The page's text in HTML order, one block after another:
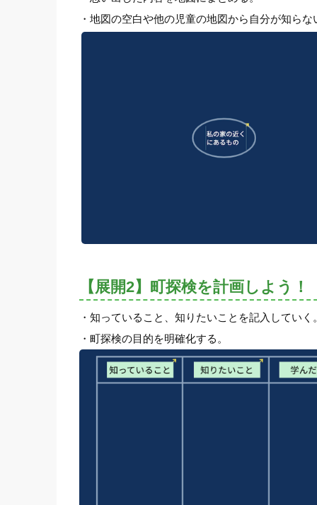
・地図の空白や他の児童の地図から自分が知ら
【展開2】町探検を計画しよう！
・知っていること、知りたいことを記入していく
・町探検の目的を明確化する。